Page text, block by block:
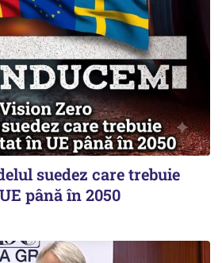
suedez care trebuie
până în 2050